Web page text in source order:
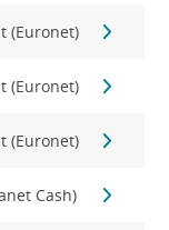
(Euronet)
(Euronet)
(Euronet)
Cash)